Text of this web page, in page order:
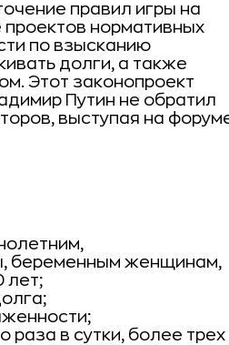
правил игры на
нормативных
по взысканию
долги, а также
Этот законопроект
Путин не обратил
выступая на
беременным женщинам,
лет;
в сутки, более трех